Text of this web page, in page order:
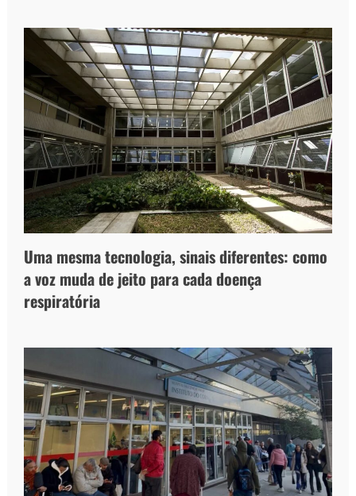
Uma mesma tecnologia, sinais diferentes: como
a voz muda de jeito para cada doença
respiratória